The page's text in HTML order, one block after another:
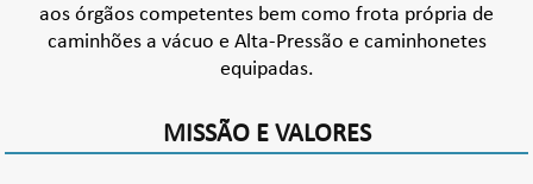
aos órgãos competentes bem como frota própria de
caminhões a vácuo e Alta-Pressão e caminhonetes
equipadas.
MISSÃO E VALORES